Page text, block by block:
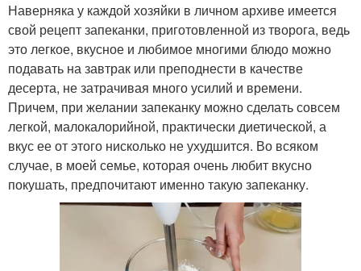
Наверняка у каждой хозяйки в личном архиве имеется
свой рецепт запеканки, приготовленной из творога, ведь
это легкое, вкусное и любимое многими блюдо можно
подавать на завтрак или преподнести в качестве
десерта, не затрачивая много усилий и времени.
Причем, при желании запеканку можно сделать совсем
легкой, малокалорийной, практически диетической, а
вкус ее от этого нисколько не ухудшится. Во всяком
случае, в моей семье, которая очень любит вкусно
покушать, предпочитают именно такую запеканку.